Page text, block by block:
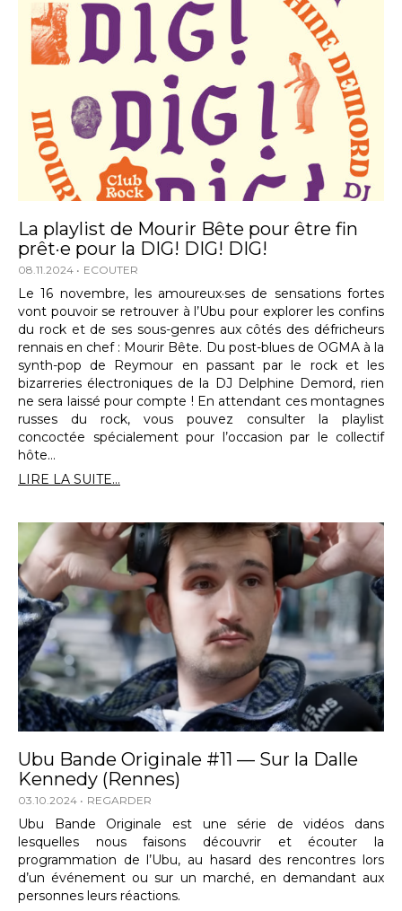
La playlist de Mourir Bête pour être fin
prêt·e pour la DIG! DIG! DIG!
08.11.2024 ECOUTER
Le 16 novembre, les amoureux·ses de sensations fortes
vont pouvoir se retrouver à l’Ubu pour explorer les confins
du rock et de ses sous-genres aux côtés des défricheurs
rennais en chef : Mourir Bête. Du post-blues de OGMA à la
synth-pop de Reymour en passant par le rock et les
bizarreries électroniques de la DJ Delphine Demord, rien
ne sera laissé pour compte ! En attendant ces montagnes
russes du rock, vous pouvez consulter la playlist
concoctée spécialement pour l’occasion par le collectif
hôte…
LIRE LA SUITE...
Ubu Bande Originale #11 — Sur la Dalle
Kennedy (Rennes)
03.10.2024 REGARDER
Ubu Bande Originale est une série de vidéos dans
lesquelles nous faisons découvrir et écouter la
programmation de l’Ubu, au hasard des rencontres lors
d’un événement ou sur un marché, en demandant aux
personnes leurs réactions.